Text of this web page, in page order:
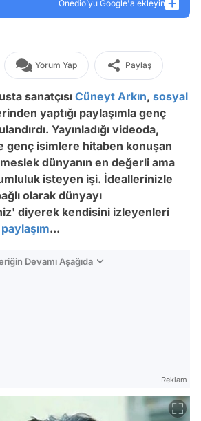
Onedio’yu Google'a ekleyin
Yorum Yap Paylaş
sanatçısı Cüneyt Arkın, sosyal
yaptığı paylaşımla genç
Yayınladığı videoda,
genç isimlere hitaben konuşan
dünyanın en değerli ama
isteyen işi. İdeallerinizle
olarak dünyayı
diyerek kendisini izleyenleri
paylaşım...
Devamı Aşağıda
Reklam